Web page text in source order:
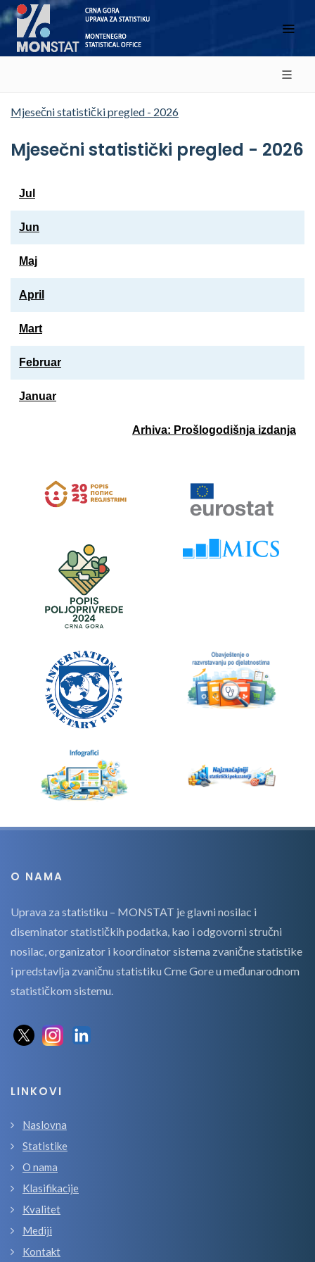
Mjesečni statistički pregled - 2026
Mjesečni statistički pregled - 2026
Jul
Jun
Maj
April
Mart
Februar
Januar
Arhiva: Prošlogodišnja izdanja
O NAMA
Uprava za statistiku – MONSTAT je glavni nosilac i
diseminator statističkih podatka, kao i odgovorni stručni
nosilac, organizator i koordinator sistema zvanične statistike
i predstavlja zvaničnu statistiku Crne Gore u međunarodnom
statističkom sistemu.
LINKOVI
Naslovna
Statistike
O nama
Klasifikacije
Kvalitet
Mediji
Kontakt